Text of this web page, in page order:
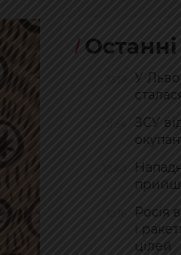
У
ЗСУ
Росія
і
цілей